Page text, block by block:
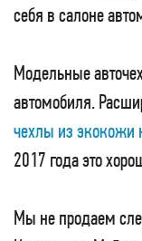
себя в салоне
Модельные
автомобиля.
чехлы из экокожи
2017 года это
Мы не продаем